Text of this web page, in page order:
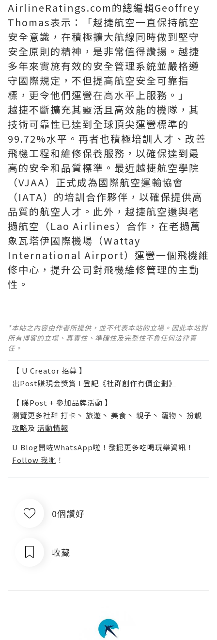
AirlineRatings.com的總編輯Geoffrey
Thomas表示：「越捷航空一直保持航空
安全意識，在積極擴大航線同時做到堅守
安全原則的精神，是非常值得讚揚。越捷
多年來實施有效的安全管理系統並嚴格遵
守國際規定，不但提高航空安全可靠指
標，更令他們運營在高水平上服務。」
越捷不斷擴充其靈活且高效能的機隊，其
技術可靠性已達到全球頂尖運營標準的
99.72%水平。再者也積極培訓人才、改善
飛機工程和維修保養服務，以確保達到最
高的安全和品質標準。最近越捷航空學院
（VJAA）正式成為國際航空運輸協會
（IATA）的培訓合作夥伴，以確保提供高
品質的航空人才。此外，越捷航空還與老
撾航空（Lao Airlines）合作，在老撾萬
象瓦塔伊國際機場（Wattay
International Airport）運營一個飛機維
修中心，提升公司對飛機維修管理的主動
性。
*本站之內容由作者所提供，並不代表本站的立場。因此本站對
所有博客的立場、真實性、準確性及完整性不負任何法律責
任。
【 U Creator 招募 】
出Post賺現金獎賞 l 登記《社群創作有價企劃》
【 睇Post + 參加品牌活動 】
瀏覽更多社群 打卡 丶 旅遊 丶 美食 丶 親子 丶 寵物 丶 扮靚
攻略及 活動情報
U Blog開咗WhatsApp啦！發掘更多吃喝玩樂資訊！
Follow 我哋 ！
0個讚好
收藏